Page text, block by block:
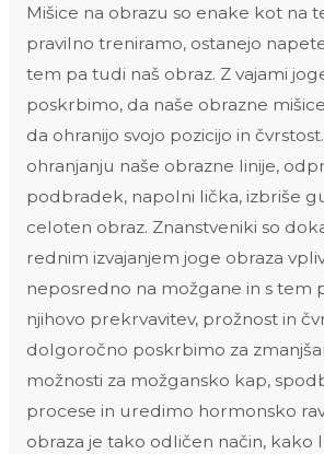
Mišice na obrazu so enake kot na
pravilno treniramo, ostanejo
tem pa tudi naš obraz. Z vajami
poskrbimo, da naše obrazne
da ohranijo svojo pozicijo in
ohranjanju naše obrazne linije,
podbradek, napolni lička, izbriše
celoten obraz. Znanstveniki so
rednim izvajanjem joge obraza
neposredno na možgane in s tem
njihovo prekrvavitev, prožnost in
dolgoročno poskrbimo za
možnosti za možgansko kap,
procese in uredimo hormonsko
obraza je tako odličen način, kako